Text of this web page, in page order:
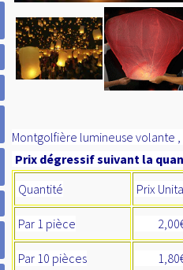
Montgolfière lumineuse volante
Prix dégressif suivant la
Quantité
Prix
Par 1 pièce
Par 10 pièces